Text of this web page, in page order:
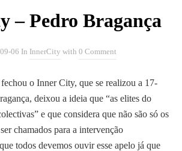
– Pedro Bragança
06 In InnerCity with 0 Comment
o Inner City, que se realizou a 17-
deixou a ideia que “as elites do
e que considera que não são só os
chamados para a intervenção
todos devemos ouvir esse apelo já que